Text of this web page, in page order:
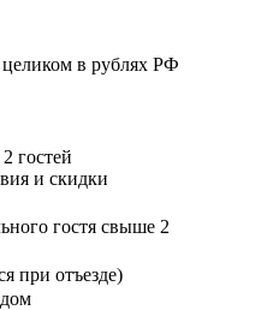
целиком в рублях РФ
гостей
и скидки
гостя свыше 2
при отъезде)